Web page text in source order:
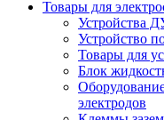
Товары для
Устройства
Устройство
Товары для
Блок
электродов